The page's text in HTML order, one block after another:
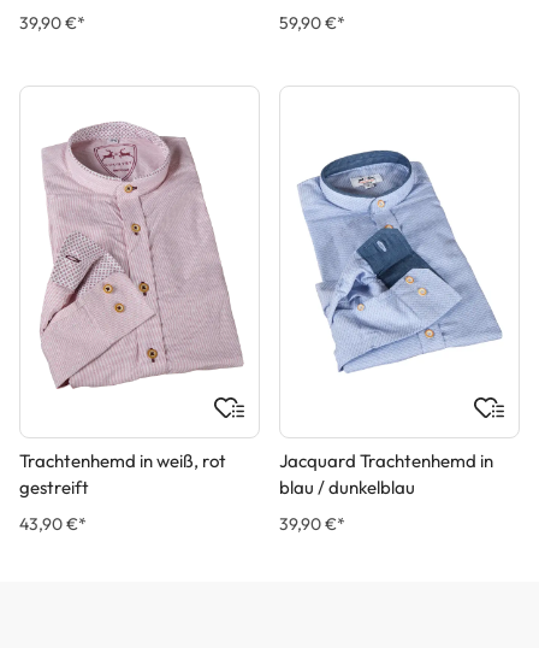
39,90 €* 59,90 €*
Trachtenhemd in weiß, rot
gestreift
43,90 €*
Jacquard Trachtenhemd in
blau / dunkelblau
39,90 €*